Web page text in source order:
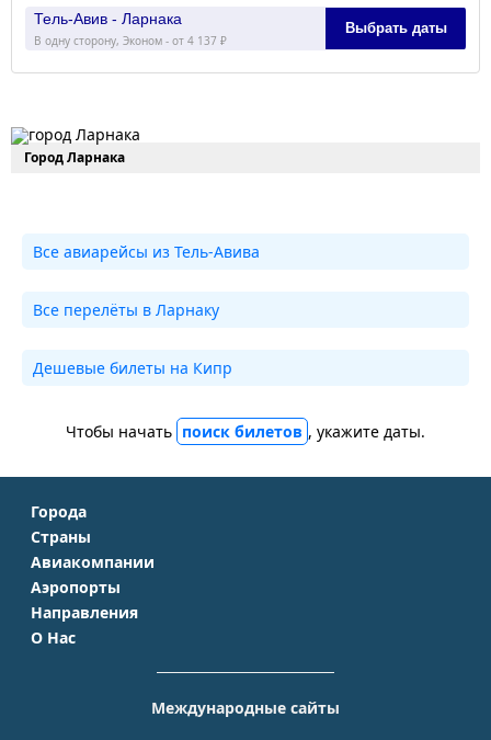
Тель-Авив - Ларнака
В одну сторону, Эконом - от 4 137 ₽
Выбрать даты
Город Ларнака
Все авиарейсы из Тель-Авива
Все перелёты в Ларнаку
Дешевые билеты на Кипр
Чтобы начать поиск билетов , укажите даты.
Города
Москва
Санкт-Петербург
Симферополь
Краснодар
Страны
Крым
Турция
Таиланд
Авиакомпании
Аэрофлот
S7 Airlines
Аэропорты
Домодедово
Шереметьево
Направления
Москва - Сочи
Москва - Симферополь
Москва - Ереван
О Нас
Международные сайты